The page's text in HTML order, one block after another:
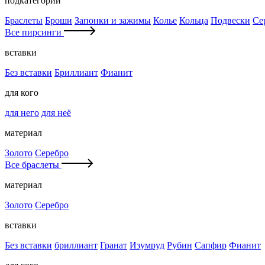
Браслеты Броши Запонки и зажимы Колье Кольца Подвески
Все пирсинги
вставки
Без вставки Бриллиант Фианит
для кого
для него для неё
материал
Золото Серебро
Все браслеты
материал
Золото Серебро
вставки
Без вставки бриллиант Гранат Изумруд Рубин Сапфир Фианит